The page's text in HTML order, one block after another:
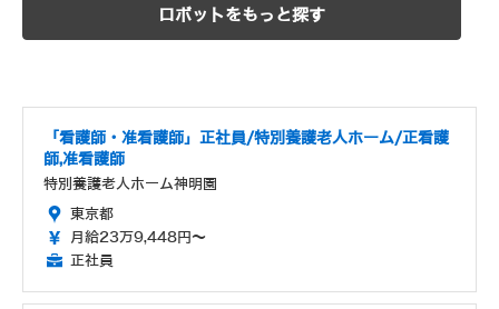
ロボットをもっと探す
「看護師・准看護師」正社員/特別養護老人ホーム/正看護
師,准看護師
特別養護老人ホーム神明園
東京都
月給23万9,448円～
正社員